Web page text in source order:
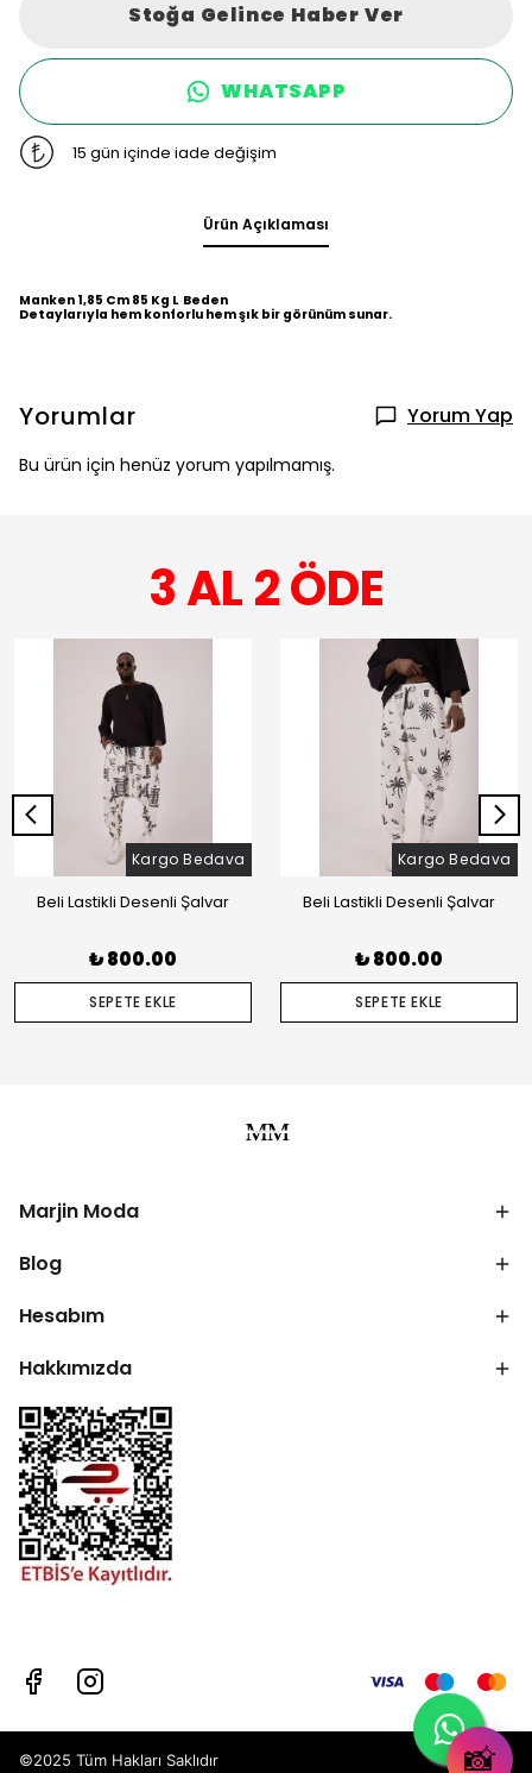
Stoğa Gelince Haber Ver
WHATSAPP
15 gün içinde iade değişim
Ürün Açıklaması
Manken 1,85 Cm 85 Kg L Beden
Detaylarıyla hem konforlu hem şık bir görünüm sunar.
Yorumlar Yorum Yap
Bu ürün için henüz yorum yapılmamış.
3 AL 2 ÖDE
Kargo Bedava
Beli Lastikli Desenli Şalvar
₺ 800.00
SEPETE EKLE
Kargo Bedava
Beli Lastikli Desenli Şalvar
₺ 800.00
SEPETE EKLE
Marjin Moda
Blog
Hesabım
Hakkımızda
©2025 Tüm Hakları Saklıdır 📸